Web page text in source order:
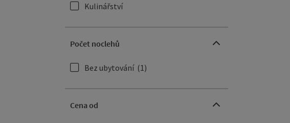
Kulinářství
Počet noclehů
Bez ubytování (1)
Cena od